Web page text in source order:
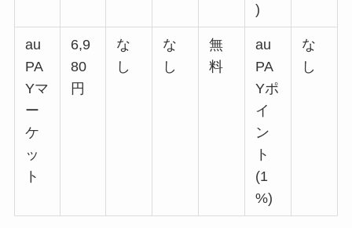
)
au
PA
Yマ
ー
ケ
ッ
ト
6,9
80
円
な
し
な
し
無
料
au
PA
Yポ
イ
ン
ト
(1
%)
な
し